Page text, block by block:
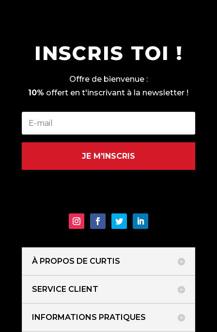
INSCRIS TOI !
Offre de bienvenue :
10% offert en t'inscrivant à la newsletter !
JE M'INSCRIS
À PROPOS DE CURTIS
SERVICE CLIENT
INFORMATIONS PRATIQUES